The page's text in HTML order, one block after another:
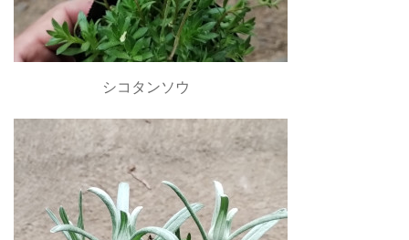
シコタンソウ